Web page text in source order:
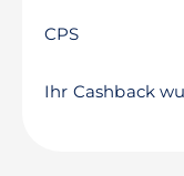
CPS
Ihr Cashback